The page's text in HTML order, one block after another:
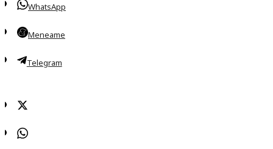
WhatsApp
Meneame
Telegram